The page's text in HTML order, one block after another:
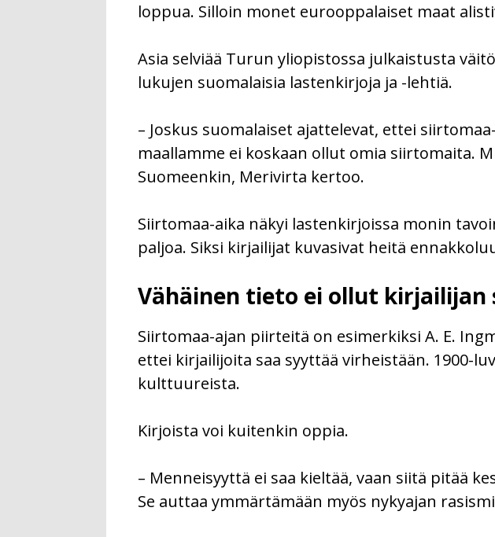
loppua. Silloin monet eurooppalaiset maat
Asia selviää Turun yliopistossa julkaistusta
lukujen suomalaisia lastenkirjoja ja -lehtiä.
– Joskus suomalaiset ajattelevat, ettei
maallamme ei koskaan ollut omia siirtomaita.
Suomeenkin, Merivirta kertoo.
Siirtomaa-aika näkyi lastenkirjoissa monin
paljoa. Siksi kirjailijat kuvasivat heitä
Vähäinen tieto ei ollut kirjailijan
Siirtomaa-ajan piirteitä on esimerkiksi A. E.
ettei kirjailijoita saa syyttää virheistään. 1900-
kulttuureista.
Kirjoista voi kuitenkin oppia.
– Menneisyyttä ei saa kieltää, vaan siitä pitää
Se auttaa ymmärtämään myös nykyajan